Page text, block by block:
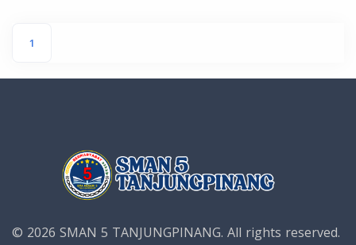
1
© 2026 SMAN 5 TANJUNGPINANG. All rights reserved.